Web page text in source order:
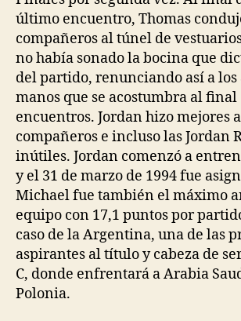
último encuentro, Thomas
compañeros al túnel de
no había sonado la bocina que
del partido, renunciando así a los
manos que se acostumbra al final
encuentros. Jordan hizo mejores
compañeros e incluso las Jordan
inútiles. Jordan comenzó a
y el 31 de marzo de 1994 fue
Michael fue también el máximo
equipo con 17,1 puntos por
caso de la Argentina, una de las
aspirantes al título y cabeza de
C, donde enfrentará a Arabia
Polonia.